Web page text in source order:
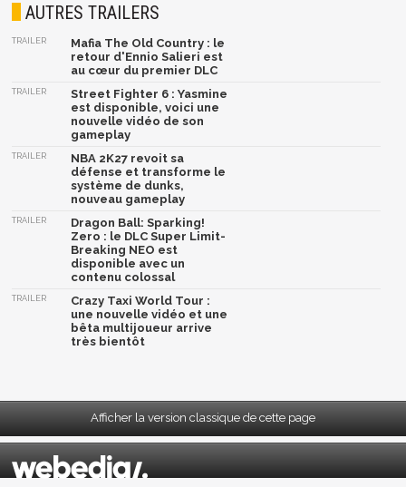
AUTRES TRAILERS
TRAILER
Mafia The Old Country : le
retour d'Ennio Salieri est
au cœur du premier DLC
TRAILER
Street Fighter 6 : Yasmine
est disponible, voici une
nouvelle vidéo de son
gameplay
TRAILER
NBA 2K27 revoit sa
défense et transforme le
système de dunks,
nouveau gameplay
TRAILER
Dragon Ball: Sparking!
Zero : le DLC Super Limit-
Breaking NEO est
disponible avec un
contenu colossal
TRAILER
Crazy Taxi World Tour :
une nouvelle vidéo et une
bêta multijoueur arrive
très bientôt
Afficher la version classique de cette page